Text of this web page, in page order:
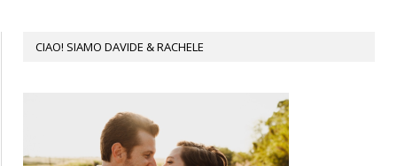
CIAO! SIAMO DAVIDE & RACHELE